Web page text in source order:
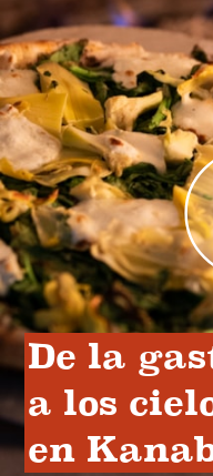
De la
a los
en